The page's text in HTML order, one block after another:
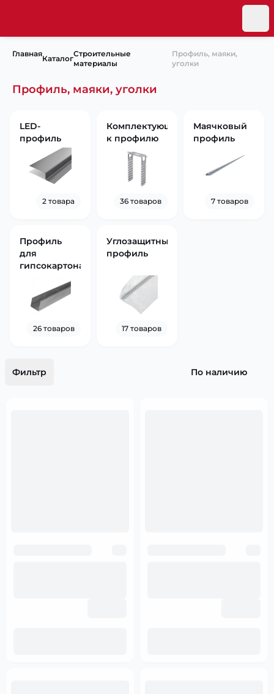
Главная
Каталог
Строительные
материалы
Профиль, маяки,
уголки
Профиль, маяки, уголки
LED-
профиль
2 товара
Комплектующие
к профилю
36 товаров
Маячковый
профиль
7 товаров
Профиль
для
гипсокартона
26 товаров
Углозащитный
профиль
17 товаров
Фильтр По наличию